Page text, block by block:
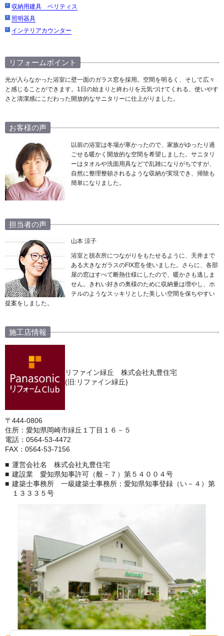
収納用建具 ベリティス
照明器具
インテリアカウンター
リフォームポイント
光が入らなかった浴室に壁一面のガラス窓を採用。空間を明るく、そして広々
と感じることができます。1日の始まりと終わりを元気づけてくれる、使いやす
さと清潔感にこだわった開放的なサニタリーに仕上がりました。
お客様の声
以前の浴室は冬場が寒かったので、家族がゆったり過
ごせる暖かく開放的な空間を希望しました。サニタリ
ーはタオルや洗面用具などで乱雑になりがちですが、
自然に整理整頓されるような収納が実現でき、掃除も
簡単になりました。
担当者の声
山本 涼子
浴室と脱衣所につながりをもたせるように、天井まで
ある大きなガラスのFIX窓を使いました。さらに、各部
屋の窓はすべて断熱仕様にしたので、暖かさも逃しま
せん。きれい好きの奥様のために収納量は増やし、ホ
テルのようなスッキリとした美しい空間を保ちやすい
提案をしました。
施工店情報
リファイン緑丘 株式会社丸豊住宅
(旧:リファイン緑丘)
〒444-0806
住所：愛知県岡崎市緑丘１丁目１６－５
電話：0564-53-4472
FAX：0564-53-7156
運営会社名 株式会社丸豊住宅
建設業 愛知県知事許可（般－７）第５４００４号
建築士事務所 一級建築士事務所：愛知県知事登録（い－４）第
１３３３５号